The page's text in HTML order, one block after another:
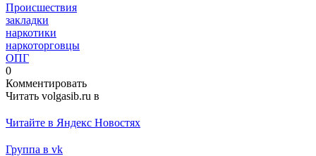
Происшествия
закладки
наркотики
наркоторговцы
ОПГ
0
Комментировать
Читать volgasib.ru в
Читайте в Яндекс Новостях
Группа в vk